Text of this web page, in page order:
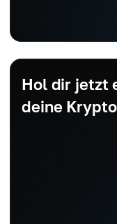
Hol dir jetzt
deine